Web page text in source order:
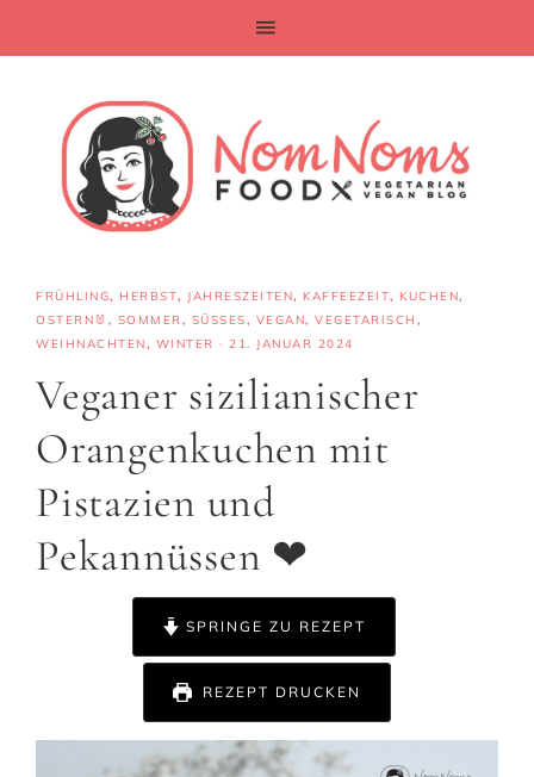
FRÜHLING, HERBST, JAHRESZEITEN, KAFFEEZEIT, KUCHEN,
OSTERN🐰 , SOMMER, SÜSSES , VEGAN, VEGETARISCH ,
WEIHNACHTEN, WINTER · 21. JANUAR 2024
Veganer sizilianischer
Orangenkuchen mit
Pistazien und
Pekannüssen ❤
SPRINGE ZU REZEPT
REZEPT DRUCKEN